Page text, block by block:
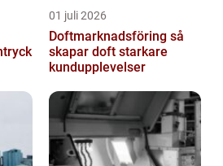
01 juli 2026
Doftmarknadsföring så
skapar doft starkare
kundupplevelser